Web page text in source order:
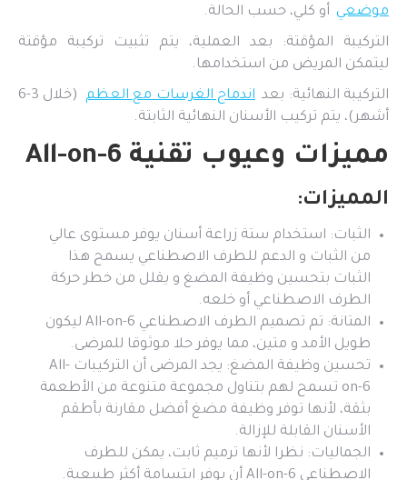
موضعي أو كلي، حسب الحالة.
التركيبة المؤقتة: بعد العملية، يتم تثبيت تركيبة مؤقتة
ليتمكن المريض من استخدامها.
التركيبة النهائية: بعد اندماج الغرسات مع العظم
(خلال 3-6
أشهر)، يتم تركيب الأسنان النهائية الثابتة.
مميزات وعيوب تقنية All-on-6
المميزات:
الثبات: استخدام ستة زراعة أسنان يوفر مستوى عالي
من الثبات و الدعم للطرف الاصطناعي يسمح هذا
الثبات بتحسين وظيفة المضغ و يقلل من خطر حركة
الطرف الاصطناعي أو خلعه.
المتانة: تم تصميم الطرف الاصطناعي All-on-6 ليكون
طويل الأمد و متين، مما يوفر حلا موثوقا للمرضى.
تحسين وظيفة المضغ: يجد المرضى أن التركيبات All-
on-6 تسمح لهم بتناول مجموعة متنوعة من الأطعمة
بثقة، لأنها توفر وظيفة مضغ أفضل مقارنة بأطقم
الأسنان القابلة للإزالة.
الجماليات: نظرا لأنها ترميم ثابت، يمكن للطرف
الاصطناعي All-on-6 أن يوفر ابتسامة أكثر طبيعية.